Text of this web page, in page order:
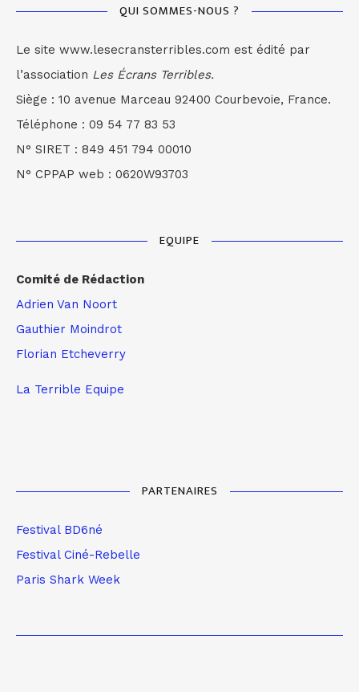
QUI SOMMES-NOUS ?
Le site www.lesecransterribles.com est édité par
l’association Les Écrans Terribles.
Siège : 10 avenue Marceau 92400 Courbevoie, France.
Téléphone : 09 54 77 83 53
N° SIRET : 849 451 794 00010
N° CPPAP web : 0620W93703
EQUIPE
Comité de Rédaction
Adrien Van Noort
Gauthier Moindrot
Florian Etcheverry
La Terrible Equipe
PARTENAIRES
Festival BD6né
Festival Ciné-Rebelle
Paris Shark Week